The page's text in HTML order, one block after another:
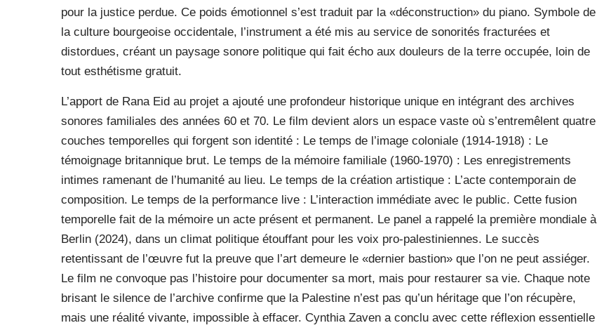
pour la justice perdue. Ce poids émotionnel s’est traduit par la «déconstruction» du piano. Symbole de
la culture bourgeoise occidentale, l’instrument a été mis au service de sonorités fracturées et
distordues, créant un paysage sonore politique qui fait écho aux douleurs de la terre occupée, loin de
tout esthétisme gratuit.
L’apport de Rana Eid au projet a ajouté une profondeur historique unique en intégrant des archives
sonores familiales des années 60 et 70. Le film devient alors un espace vaste où s’entremêlent quatre
couches temporelles qui forgent son identité : Le temps de l’image coloniale (1914-1918) : Le
témoignage britannique brut. Le temps de la mémoire familiale (1960-1970) : Les enregistrements
intimes ramenant de l’humanité au lieu. Le temps de la création artistique : L’acte contemporain de
composition. Le temps de la performance live : L’interaction immédiate avec le public. Cette fusion
temporelle fait de la mémoire un acte présent et permanent. Le panel a rappelé la première mondiale à
Berlin (2024), dans un climat politique étouffant pour les voix pro-palestiniennes. Le succès
retentissant de l’œuvre fut la preuve que l’art demeure le «dernier bastion» que l’on ne peut assiéger.
Le film ne convoque pas l’histoire pour documenter sa mort, mais pour restaurer sa vie. Chaque note
brisant le silence de l’archive confirme que la Palestine n’est pas qu’un héritage que l’on récupère,
mais une réalité vivante, impossible à effacer. Cynthia Zaven a conclu avec cette réflexion essentielle